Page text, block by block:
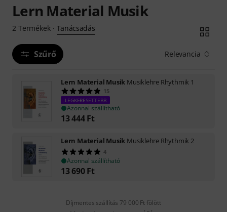
Lern Material Musik
2 Termékek· Tanácsadás
Szűrő Relevancia
Lern Material Musik Musiklehre Rhythmik 1
15
LEGKERESETTEBB
Azonnal szállítható
13 444 Ft
Lern Material Musik Musiklehre Rhythmik 2
4
Azonnal szállítható
13 690 Ft
Díjmentes szállítás 79 000 Ft fölött